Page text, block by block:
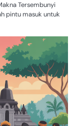
Tersembunyi
pintu masuk untuk